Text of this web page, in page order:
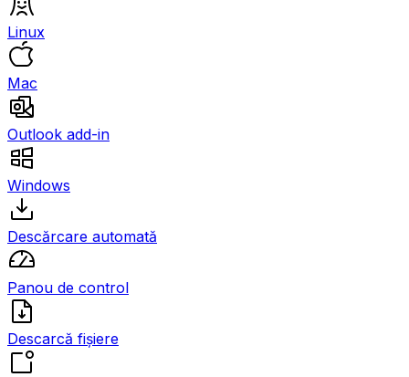
Linux
Mac
Outlook add-in
Windows
Descărcare automată
Panou de control
Descarcă fișiere